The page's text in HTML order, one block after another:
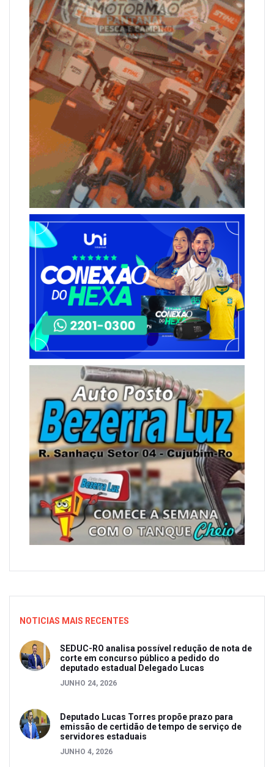
NOTICIAS MAIS RECENTES
SEDUC-RO analisa possível redução de nota de
corte em concurso público a pedido do
deputado estadual Delegado Lucas
JUNHO 24, 2026
Deputado Lucas Torres propõe prazo para
emissão de certidão de tempo de serviço de
servidores estaduais
JUNHO 4, 2026